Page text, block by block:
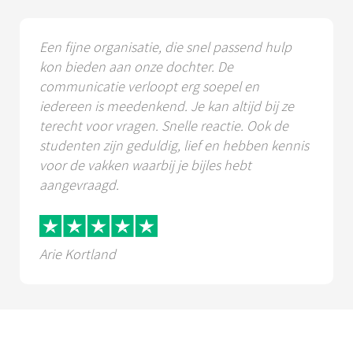
Een fijne organisatie, die snel passend hulp
kon bieden aan onze dochter. De
communicatie verloopt erg soepel en
iedereen is meedenkend. Je kan altijd bij ze
terecht voor vragen. Snelle reactie. Ook de
studenten zijn geduldig, lief en hebben kennis
voor de vakken waarbij je bijles hebt
aangevraagd.
Arie Kortland